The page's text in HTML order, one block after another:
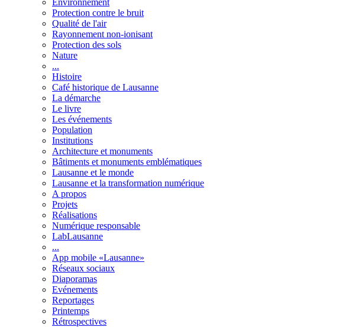
Protection contre le bruit
Qualité de l'air
Rayonnement non-ionisant
Protection des sols
Nature
...
Histoire
Café historique de Lausanne
La démarche
Le livre
Les événements
Population
Institutions
Architecture et monuments
Bâtiments et monuments emblématiques
Lausanne et le monde
Lausanne et la transformation numérique
A propos
Projets
Réalisations
Numérique responsable
LabLausanne
...
App mobile «Lausanne»
Réseaux sociaux
Diaporamas
Evénements
Reportages
Printemps
Rétrospectives